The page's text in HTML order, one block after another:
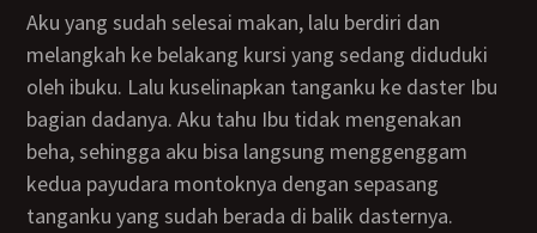
Aku yang sudah selesai makan, lalu berdiri dan
melangkah ke belakang kursi yang sedang diduduki
oleh ibuku. Lalu kuselinapkan tanganku ke daster Ibu
bagian dadanya. Aku tahu Ibu tidak mengenakan
beha, sehingga aku bisa langsung menggenggam
kedua payudara montoknya dengan sepasang
tanganku yang sudah berada di balik dasternya.